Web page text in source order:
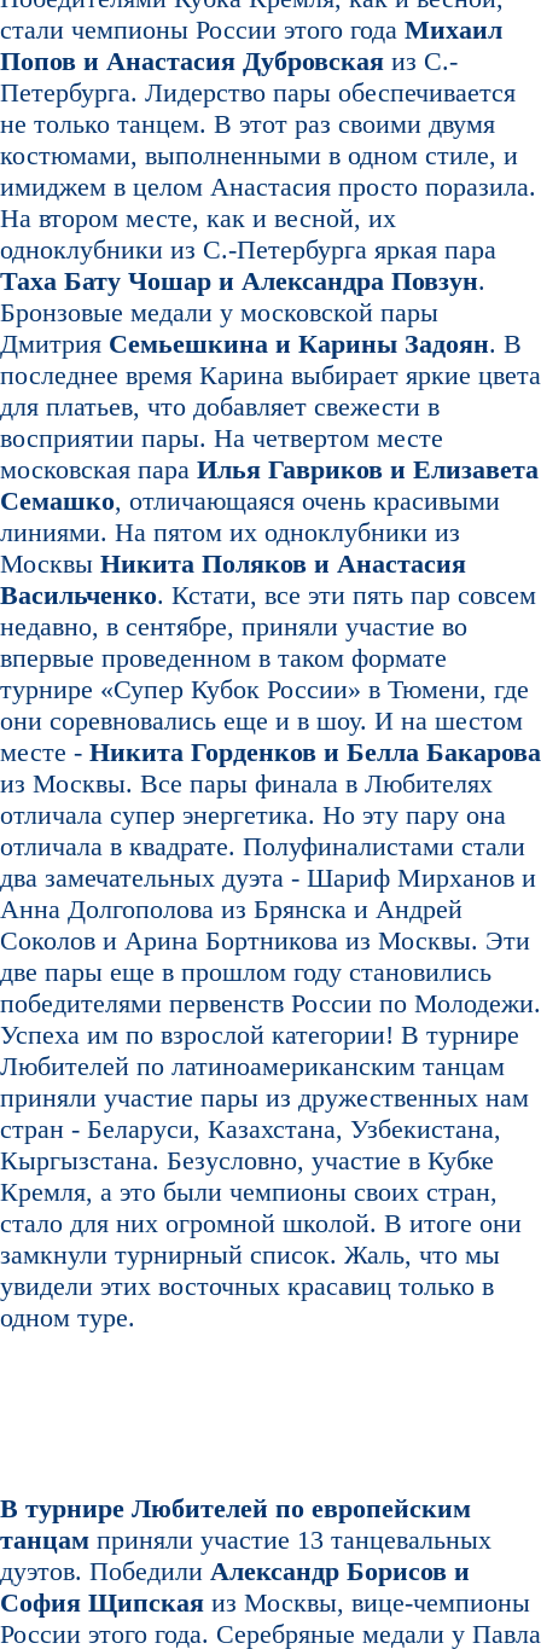
стали чемпионы России этого года Михаил
Попов и Анастасия Дубровская из С.-
Петербурга. Лидерство пары обеспечивается
не только танцем. В этот раз своими двумя
костюмами, выполненными в одном стиле, и
имиджем в целом Анастасия просто поразила.
На втором месте, как и весной, их
одноклубники из С.-Петербурга яркая пара
Таха Бату Чошар и Александра Повзун.
Бронзовые медали у московской пары
Дмитрия Семьешкина и Карины Задоян. В
последнее время Карина выбирает яркие цвета
для платьев, что добавляет свежести в
восприятии пары. На четвертом месте
московская пара Илья Гавриков и Елизавета
Семашко, отличающаяся очень красивыми
линиями. На пятом их одноклубники из
Москвы Никита Поляков и Анастасия
Васильченко. Кстати, все эти пять пар совсем
недавно, в сентябре, приняли участие во
впервые проведенном в таком формате
турнире «Супер Кубок России» в Тюмени, где
они соревновались еще и в шоу. И на шестом
месте - Никита Горденков и Белла Бакарова
из Москвы. Все пары финала в Любителях
отличала супер энергетика. Но эту пару она
отличала в квадрате. Полуфиналистами стали
два замечательных дуэта - Шариф Мирханов и
Анна Долгополова из Брянска и Андрей
Соколов и Арина Бортникова из Москвы. Эти
две пары еще в прошлом году становились
победителями первенств России по Молодежи.
Успеха им по взрослой категории! В турнире
Любителей по латиноамериканским танцам
приняли участие пары из дружественных нам
стран - Беларуси, Казахстана, Узбекистана,
Кыргызстана. Безусловно, участие в Кубке
Кремля, а это были чемпионы своих стран,
стало для них огромной школой. В итоге они
замкнули турнирный список. Жаль, что мы
увидели этих восточных красавиц только в
одном туре.
В турнире Любителей по европейским
танцам приняли участие 13 танцевальных
дуэтов. Победили Александр Борисов и
София Щипская из Москвы, вице-чемпионы
России этого года. Серебряные медали у Павла